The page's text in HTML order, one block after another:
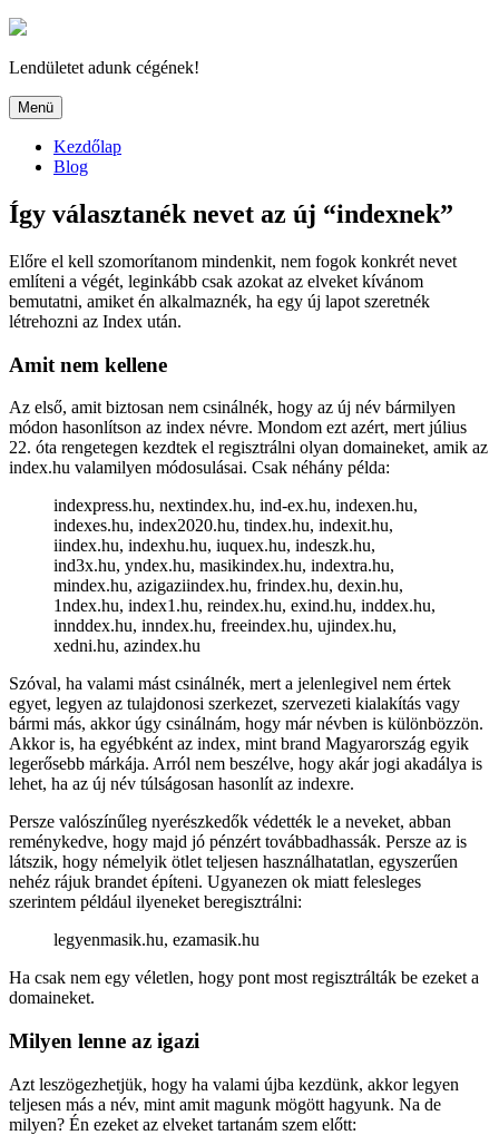
Tartalomhoz
Lendületet adunk cégének!
Menü
Kezdőlap
Blog
Így választanék nevet az új “indexnek”
Előre el kell szomorítanom mindenkit, nem fogok konkrét nevet
említeni a végét, leginkább csak azokat az elveket kívánom
bemutatni, amiket én alkalmaznék, ha egy új lapot szeretnék
létrehozni az Index után.
Amit nem kellene
Az első, amit biztosan nem csinálnék, hogy az új név bármilyen
módon hasonlítson az index névre. Mondom ezt azért, mert július
22. óta rengetegen kezdtek el regisztrálni olyan domaineket, amik az
index.hu valamilyen módosulásai. Csak néhány példa:
indexpress.hu, nextindex.hu, ind-ex.hu, indexen.hu,
indexes.hu, index2020.hu, tindex.hu, indexit.hu,
iindex.hu, indexhu.hu, iuquex.hu, indeszk.hu,
ind3x.hu, yndex.hu, masikindex.hu, indextra.hu,
mindex.hu, azigaziindex.hu, frindex.hu, dexin.hu,
1ndex.hu, index1.hu, reindex.hu, exind.hu, inddex.hu,
innddex.hu, inndex.hu, freeindex.hu, ujindex.hu,
xedni.hu, azindex.hu
Szóval, ha valami mást csinálnék, mert a jelenlegivel nem értek
egyet, legyen az tulajdonosi szerkezet, szervezeti kialakítás vagy
bármi más, akkor úgy csinálnám, hogy már névben is különbözzön.
Akkor is, ha egyébként az index, mint brand Magyarország egyik
legerősebb márkája. Arról nem beszélve, hogy akár jogi akadálya is
lehet, ha az új név túlságosan hasonlít az indexre.
Persze valószínűleg nyerészkedők védették le a neveket, abban
reménykedve, hogy majd jó pénzért továbbadhassák. Persze az is
látszik, hogy némelyik ötlet teljesen használhatatlan, egyszerűen
nehéz rájuk brandet építeni. Ugyanezen ok miatt felesleges
szerintem például ilyeneket beregisztrálni:
legyenmasik.hu, ezamasik.hu
Ha csak nem egy véletlen, hogy pont most regisztrálták be ezeket a
domaineket.
Milyen lenne az igazi
Azt leszögezhetjük, hogy ha valami újba kezdünk, akkor legyen
teljesen más a név, mint amit magunk mögött hagyunk. Na de
milyen? Én ezeket az elveket tartanám szem előtt: